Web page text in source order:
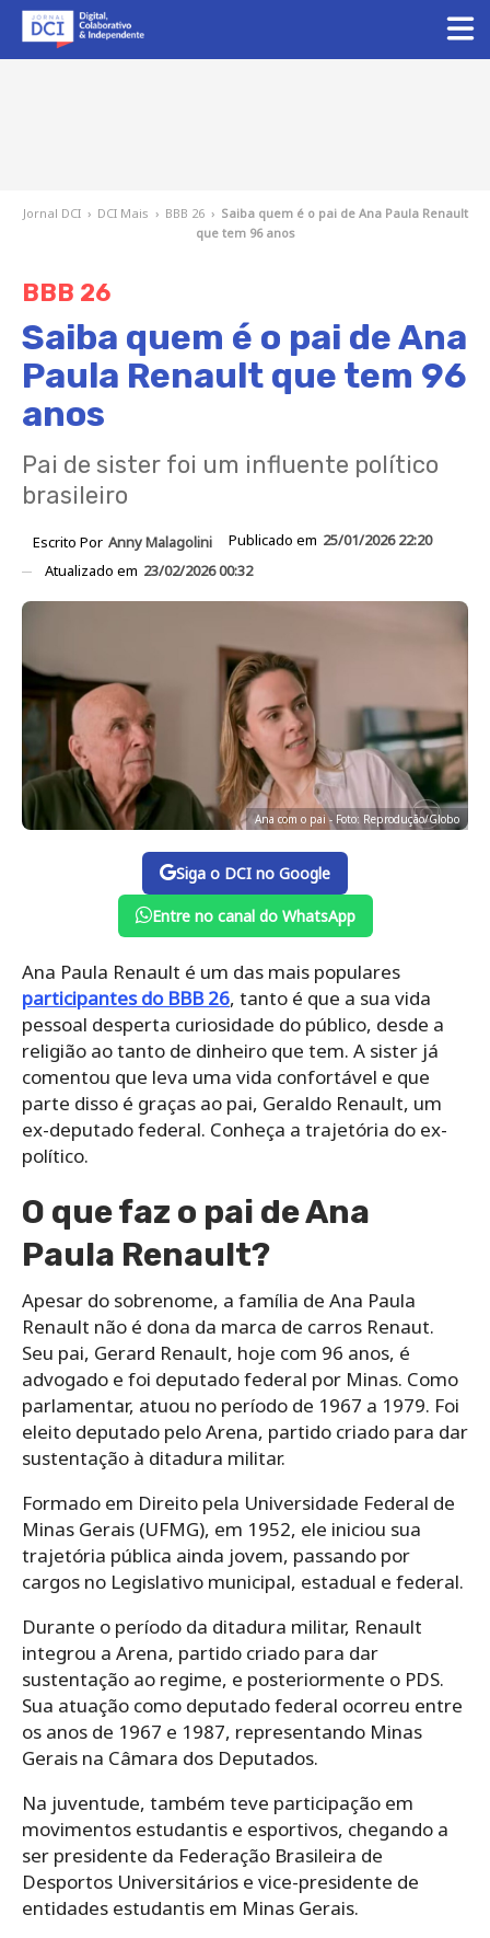
Jornal DCI › DCI Mais › BBB 26 › Saiba quem é o pai de Ana Paula Renault
que tem 96 anos
BBB 26
Saiba quem é o pai de Ana
Paula Renault que tem 96
anos
Pai de sister foi um influente político
brasileiro
Escrito Por Anny Malagolini Publicado em 25/01/2026 22:20
Atualizado em 23/02/2026 00:32
Ana com o pai - Foto: Reprodução/Globo
Siga o DCI no Google
Entre no canal do WhatsApp
Ana Paula Renault é um das mais populares
participantes do BBB 26, tanto é que a sua vida
pessoal desperta curiosidade do público, desde a
religião ao tanto de dinheiro que tem. A sister já
comentou que leva uma vida confortável e que
parte disso é graças ao pai, Geraldo Renault, um
ex-deputado federal. Conheça a trajetória do ex-
político.
O que faz o pai de Ana
Paula Renault?
Apesar do sobrenome, a família de Ana Paula
Renault não é dona da marca de carros Renaut.
Seu pai, Gerard Renault, hoje com 96 anos, é
advogado e foi deputado federal por Minas. Como
parlamentar, atuou no período de 1967 a 1979. Foi
eleito deputado pelo Arena, partido criado para dar
sustentação à ditadura militar.
Formado em Direito pela Universidade Federal de
Minas Gerais (UFMG), em 1952, ele iniciou sua
trajetória pública ainda jovem, passando por
cargos no Legislativo municipal, estadual e federal.
Durante o período da ditadura militar, Renault
integrou a Arena, partido criado para dar
sustentação ao regime, e posteriormente o PDS.
Sua atuação como deputado federal ocorreu entre
os anos de 1967 e 1987, representando Minas
Gerais na Câmara dos Deputados.
Na juventude, também teve participação em
movimentos estudantis e esportivos, chegando a
ser presidente da Federação Brasileira de
Desportos Universitários e vice-presidente de
entidades estudantis em Minas Gerais.